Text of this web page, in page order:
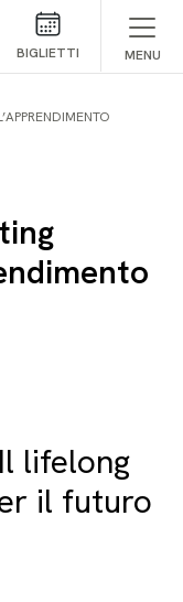
BIGLIETTI MENU
lifelong
il futuro